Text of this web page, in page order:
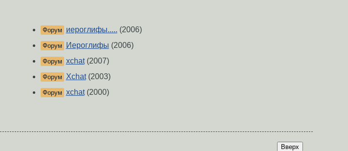
Форум иероглифы..... (2006)
Форум Иероглифы (2006)
Форум xchat(2007)
Форум Xchat(2003)
Форум xchat(2000)
Вверх